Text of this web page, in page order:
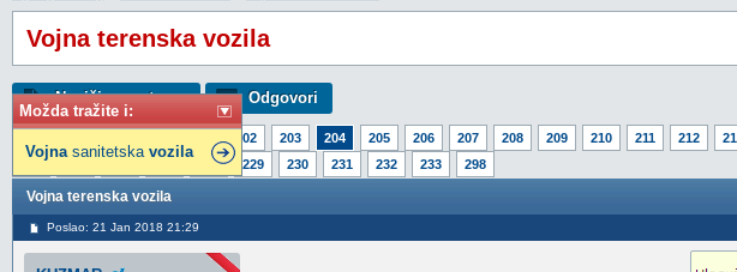
Možda tražite i:
Vojnasanitetska vozila
Vojna terenska vozila
Napiši novu temu Odgovori
202 203 204 205 206 207 208 209 210 211 212
228 229 230 231 232 233 298
Vojna terenska vozila
Poslao: 21 Jan 2018 21:29